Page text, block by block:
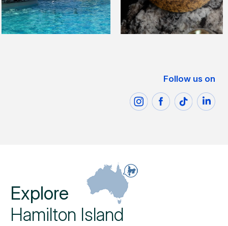
Follow us on
Explore
Hamilton Island